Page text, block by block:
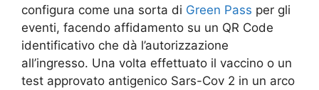
configura come una sorta di Green Pass per gli
eventi, facendo affidamento su un QR Code
identificativo che dà l’autorizzazione
all’ingresso. Una volta effettuato il vaccino o un
test approvato antigenico Sars-Cov 2 in un arco